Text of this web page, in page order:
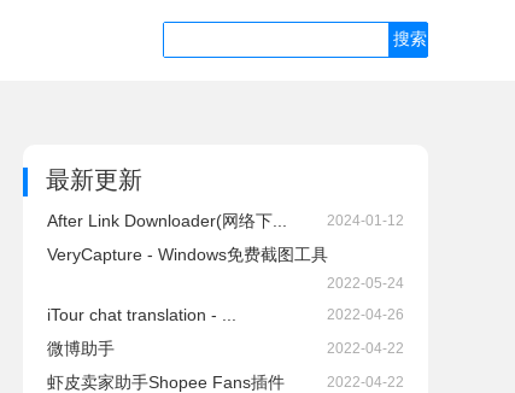
最新更新
After Link Downloader(网络下... 2024-01-12
VeryCapture - Windows免费截图工具
2022-05-24
iTour chat translation - ... 2022-04-26
微博助手 2022-04-22
虾皮卖家助手Shopee Fans插件 2022-04-22